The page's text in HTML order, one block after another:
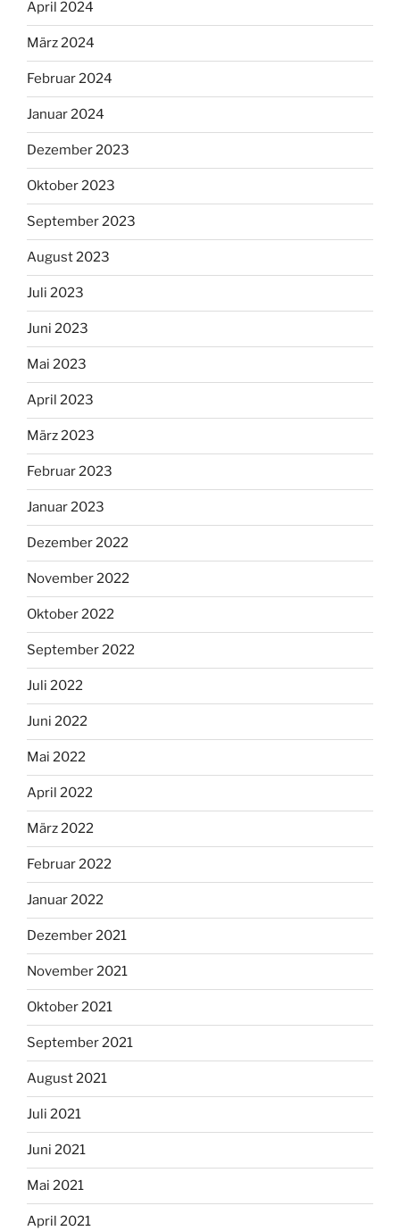
April 2024
März 2024
Februar 2024
Januar 2024
Dezember 2023
Oktober 2023
September 2023
August 2023
Juli 2023
Juni 2023
Mai 2023
April 2023
März 2023
Februar 2023
Januar 2023
Dezember 2022
November 2022
Oktober 2022
September 2022
Juli 2022
Juni 2022
Mai 2022
April 2022
März 2022
Februar 2022
Januar 2022
Dezember 2021
November 2021
Oktober 2021
September 2021
August 2021
Juli 2021
Juni 2021
Mai 2021
April 2021